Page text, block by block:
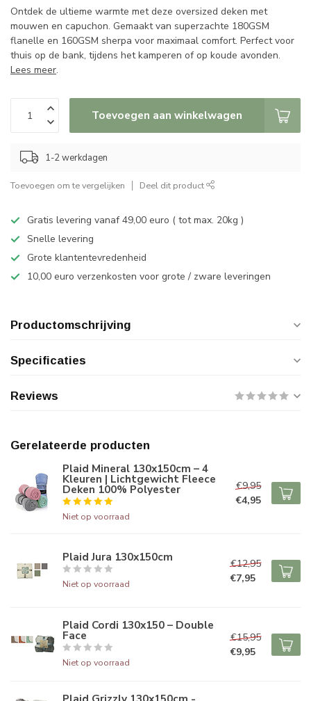
Ontdek de ultieme warmte met deze oversized deken met
mouwen en capuchon. Gemaakt van superzachte 180GSM
flanelle en 160GSM sherpa voor maximaal comfort. Perfect voor
thuis op de bank, tijdens het kamperen of op koude avonden.
Lees meer.
Toevoegen aan winkelwagen
1-2 werkdagen
Toevoegen om te vergelijken Deel dit product
Gratis levering vanaf 49,00 euro ( tot max. 20kg )
Snelle levering
Grote klantentevredenheid
10,00 euro verzenkosten voor grote / zware leveringen
Productomschrijving
Specificaties
Reviews
Gerelateerde producten
Plaid Mineral 130x150cm – 4
Kleuren | Lichtgewicht Fleece
Deken 100% Polyester
Niet op voorraad
€9,95
€4,95
Plaid Jura 130x150cm
Niet op voorraad
€12,95
€7,95
Plaid Cordi 130x150 – Double
Face
Niet op voorraad
€15,95
€9,95